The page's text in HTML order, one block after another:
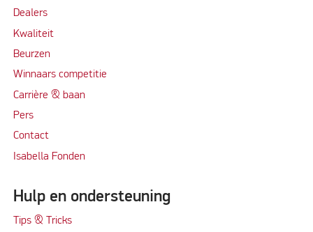
Dealers
Kwaliteit
Beurzen
Winnaars competitie
Carrière & baan
Pers
Contact
Isabella Fonden
Hulp en ondersteuning
Tips & Tricks